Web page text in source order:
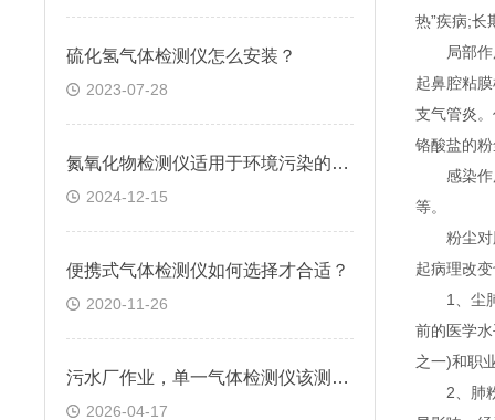
硫化氢气体检测仪怎么安装？
2023-07-28
氮氧化物检测仪适用于环境污染的快速检测
2024-12-15
便携式气体检测仪如何选择才合适？
2020-11-26
污水厂作业，单一气体检测仪该测哪种气体？
2026-04-17
热”疾病;长
局部作用
起鼻腔粘
支气管炎
铬酸盐的
感染作用
等。
粉尘对肺
起病理改
1、尘肺
前的医学
之一)和职
2、肺粉